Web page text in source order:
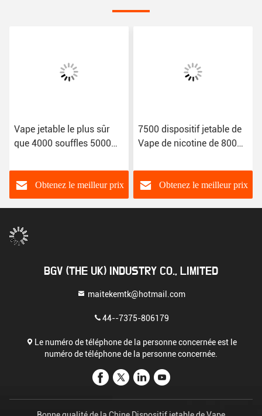
Vape jetable le plus sûr
que 4000 souffles 5000
assaisonné la cigarette
d'E
Obtenez le meilleur prix
7500 dispositif jetable de
Vape de nicotine de 8000
Obtenez le meilleur prix
BGV (THE UK) INDUSTRY CO., LIMITED
maitekemtk@hotmail.com
44--7375-806179
Le numéro de téléphone de la personne concernée est le
numéro de téléphone de la personne concernée.